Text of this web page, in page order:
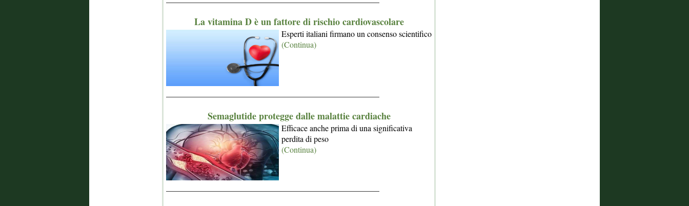
La vitamina D è un fattore di rischio cardiovascolare
Esperti italiani firmano un consenso scientifico
(Continua)
Semaglutide protegge dalle malattie cardiache
Efficace anche prima di una significativa
perdita di peso
(Continua)